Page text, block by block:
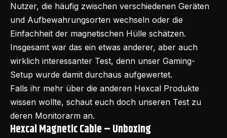
Nutzer, die häufig zwischen verschiedenen Geräten
und Aufbewahrungsorten wechseln oder die
Einfachheit der magnetischen Hülle schätzen.
Insgesamt war das ein etwas anderer, aber auch
wirklich interessanter Test, denn unser Gaming-
Setup wurde damit durchaus aufgewertet.
Falls ihr mehr über die anderen Hexcal Produkte
wissen wollte, schaut euch doch unseren Test zu
deren Monitorarm an.
Hexcal Magnetic Cable – Unboxing